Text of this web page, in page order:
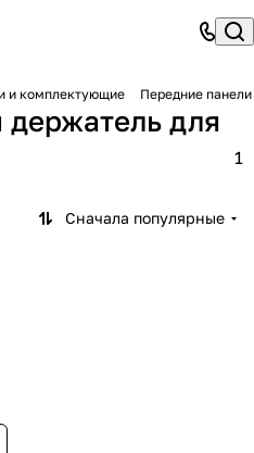
и комплектующие Передние
для
1
Сначала популярные